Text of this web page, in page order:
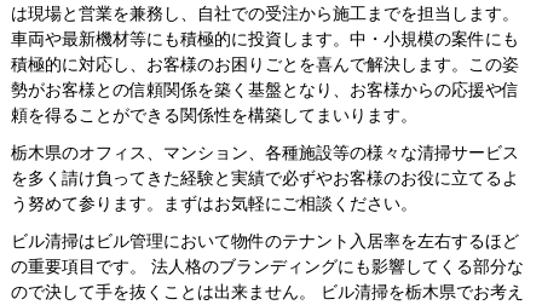
は現場と営業を兼務し、自社での受注から施工までを担当します。
車両や最新機材等にも積極的に投資します。中・小規模の案件にも
積極的に対応し、お客様のお困りごとを喜んで解決します。この姿
勢がお客様との信頼関係を築く基盤となり、お客様からの応援や信
頼を得ることができる関係性を構築してまいります。
栃木県のオフィス、マンション、各種施設等の様々な清掃サービス
を多く請け負ってきた経験と実績で必ずやお客様のお役に立てるよ
う努めて参ります。まずはお気軽にご相談ください。
ビル清掃はビル管理において物件のテナント入居率を左右するほど
の重要項目です。 法人格のブランディングにも影響してくる部分な
ので決して手を抜くことは出来ません。 ビル清掃を栃木県でお考え